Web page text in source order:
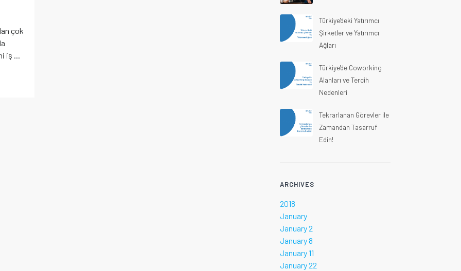
çok
iş ...
Türkiye'deki Yatırımcı
Şirketler ve Yatırımcı
Ağları
Türkiye'de Coworking
Alanları ve Tercih
Nedenleri
Tekrarlanan Görevler ile
Zamandan Tasarruf
Edin!
ARCHIVES
2018
January
January 2
January 8
January 11
January 22